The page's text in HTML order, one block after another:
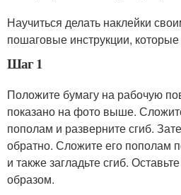
Научиться делать наклейки
пошаговые инструкции,
Шаг 1
Положите бумагу на рабочую
показано на фото выше.
пополам и разверните сгиб.
обратно. Сложите его пополам
и также загладьте сгиб.
образом.